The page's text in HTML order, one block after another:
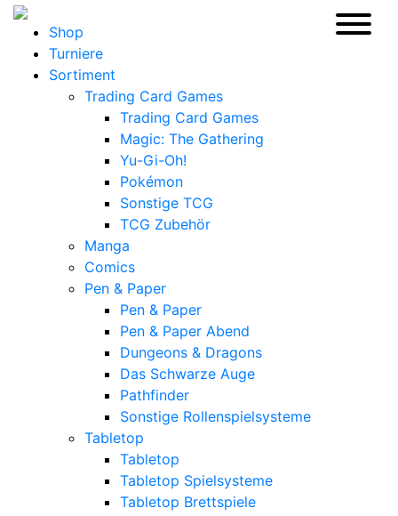
Shop
Turniere
Sortiment
Trading Card Games
Trading Card Games
Magic: The Gathering
Yu-Gi-Oh!
Pokémon
Sonstige TCG
TCG Zubehör
Manga
Comics
Pen & Paper
Pen & Paper
Pen & Paper Abend
Dungeons & Dragons
Das Schwarze Auge
Pathfinder
Sonstige Rollenspielsysteme
Tabletop
Tabletop
Tabletop Spielsysteme
Tabletop Brettspiele